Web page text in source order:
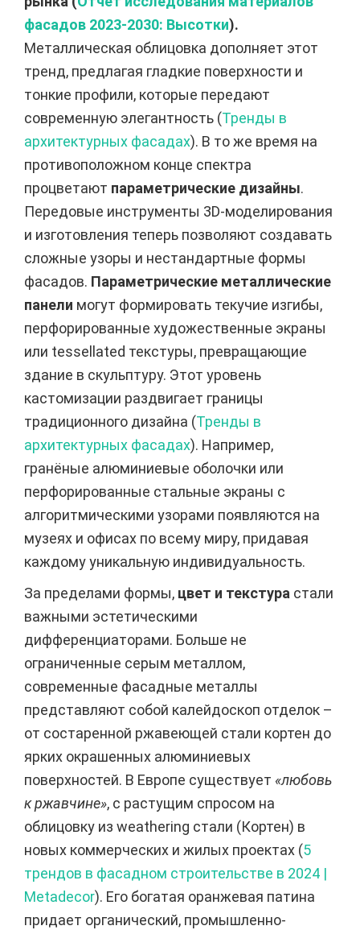
фасадов 2023-2030: Высотки).
Металлическая облицовка дополняет этот
тренд, предлагая гладкие поверхности и
тонкие профили, которые передают
современную элегантность (Тренды в
архитектурных фасадах). В то же время на
противоположном конце спектра
процветают параметрические дизайны.
Передовые инструменты 3D-моделирования
и изготовления теперь позволяют создавать
сложные узоры и нестандартные формы
фасадов. Параметрические металлические
панели могут формировать текучие изгибы,
перфорированные художественные экраны
или tessellated текстуры, превращающие
здание в скульптуру. Этот уровень
кастомизации раздвигает границы
традиционного дизайна (Тренды в
архитектурных фасадах). Например,
гранёные алюминиевые оболочки или
перфорированные стальные экраны с
алгоритмическими узорами появляются на
музеях и офисах по всему миру, придавая
каждому уникальную индивидуальность.
За пределами формы, цвет и текстура стали
важными эстетическими
дифференциаторами. Больше не
ограниченные серым металлом,
современные фасадные металлы
представляют собой калейдоскоп отделок –
от состаренной ржавеющей стали кортен до
ярких окрашенных алюминиевых
поверхностей. В Европе существует «любовь
к ржавчине», с растущим спросом на
облицовку из weathering стали (Кортен) в
новых коммерческих и жилых проектах (5
трендов в фасадном строительстве в 2024 |
Metadecor). Его богатая оранжевая патина
придает органический, промышленно-